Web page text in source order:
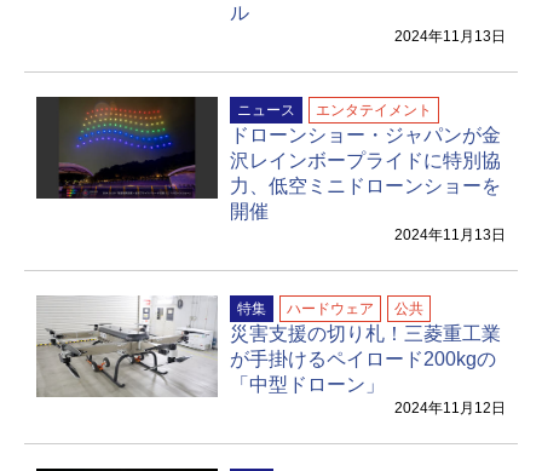
ル
2024年11月13日
ニュース エンタテイメント
ドローンショー・ジャパンが金
沢レインボープライドに特別協
力、低空ミニドローンショーを
開催
2024年11月13日
特集 ハードウェア 公共
災害支援の切り札！三菱重工業
が手掛けるペイロード200kgの
「中型ドローン」
2024年11月12日